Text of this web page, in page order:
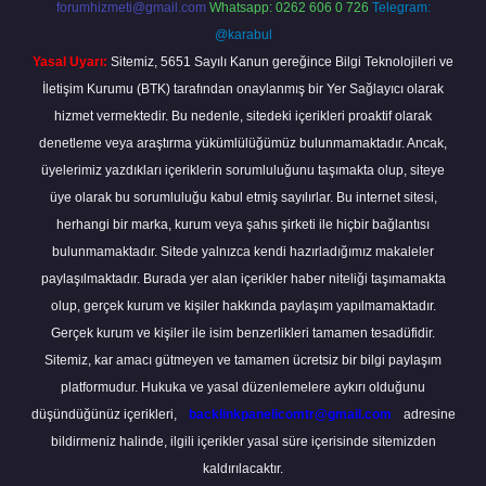
forumhizmeti@gmail.com Whatsapp: 0262 606 0 726 Telegram:
@karabul
Yasal Uyarı: Sitemiz, 5651 Sayılı Kanun gereğince Bilgi Teknolojileri ve
İletişim Kurumu (BTK) tarafından onaylanmış bir Yer Sağlayıcı olarak
hizmet vermektedir. Bu nedenle, sitedeki içerikleri proaktif olarak
denetleme veya araştırma yükümlülüğümüz bulunmamaktadır. Ancak,
üyelerimiz yazdıkları içeriklerin sorumluluğunu taşımakta olup, siteye
üye olarak bu sorumluluğu kabul etmiş sayılırlar. Bu internet sitesi,
herhangi bir marka, kurum veya şahıs şirketi ile hiçbir bağlantısı
bulunmamaktadır. Sitede yalnızca kendi hazırladığımız makaleler
paylaşılmaktadır. Burada yer alan içerikler haber niteliği taşımamakta
olup, gerçek kurum ve kişiler hakkında paylaşım yapılmamaktadır.
Gerçek kurum ve kişiler ile isim benzerlikleri tamamen tesadüfidir.
Sitemiz, kar amacı gütmeyen ve tamamen ücretsiz bir bilgi paylaşım
platformudur. Hukuka ve yasal düzenlemelere aykırı olduğunu
düşündüğünüz içerikleri,
backlinkpanelicomtr@gmail.com
adresine
bildirmeniz halinde, ilgili içerikler yasal süre içerisinde sitemizden
kaldırılacaktır.